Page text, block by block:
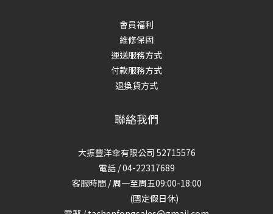
會員福利
維修保固
運送服務方式
付款服務方式
退換貨方式
聯絡我們
大振豐洋傘有限公司 52715576
電話 / 04-22317689
客服時間 / 周一至周五09:00-18:00
(國定假日休)